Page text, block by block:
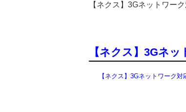
【ネクス】3Gネットワー
【ネクス】3Gネ
【ネクス】3Gネットワーク